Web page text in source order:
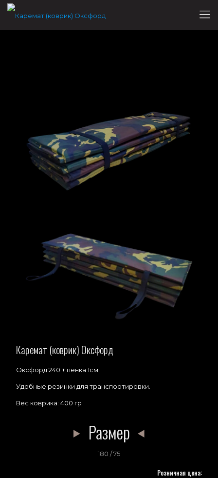
Каремат (коврик) Оксфорд
Оксфорд 240 + пенка 1см
Удобные резинки для транспортировки.
Вес коврика: 400 гр
Размер
180 / 75
Розничная цена: